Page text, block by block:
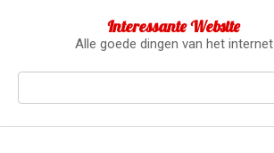
Interessante Website
Alle goede dingen van het internet